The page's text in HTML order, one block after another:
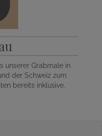
unserer Grabmale in
der Schweiz zum
bereits inklusive.